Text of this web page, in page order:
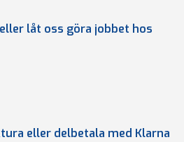
låt oss göra jobbet hos
eller delbetala med Klarna